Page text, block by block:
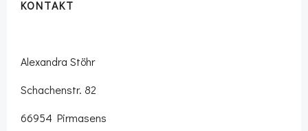
KONTAKT
Alexandra Stöhr
Schachenstr. 82
66954 Pirmasens